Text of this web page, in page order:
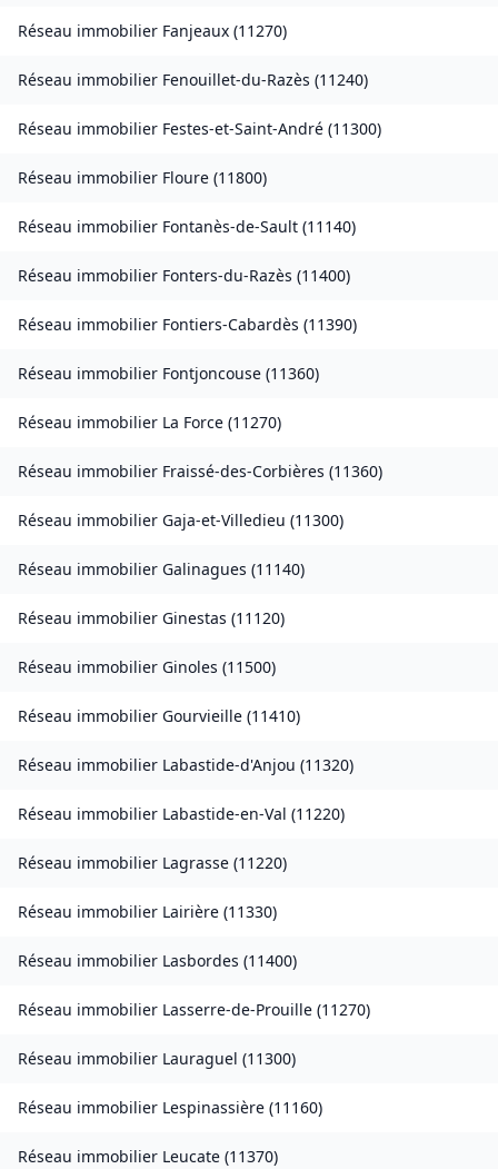
Réseau immobilier Fanjeaux (11270)
Réseau immobilier Fenouillet-du-Razès (11240)
Réseau immobilier Festes-et-Saint-André (11300)
Réseau immobilier Floure (11800)
Réseau immobilier Fontanès-de-Sault (11140)
Réseau immobilier Fonters-du-Razès (11400)
Réseau immobilier Fontiers-Cabardès (11390)
Réseau immobilier Fontjoncouse (11360)
Réseau immobilier La Force (11270)
Réseau immobilier Fraissé-des-Corbières (11360)
Réseau immobilier Gaja-et-Villedieu (11300)
Réseau immobilier Galinagues (11140)
Réseau immobilier Ginestas (11120)
Réseau immobilier Ginoles (11500)
Réseau immobilier Gourvieille (11410)
Réseau immobilier Labastide-d'Anjou (11320)
Réseau immobilier Labastide-en-Val (11220)
Réseau immobilier Lagrasse (11220)
Réseau immobilier Lairière (11330)
Réseau immobilier Lasbordes (11400)
Réseau immobilier Lasserre-de-Prouille (11270)
Réseau immobilier Lauraguel (11300)
Réseau immobilier Lespinassière (11160)
Réseau immobilier Leucate (11370)